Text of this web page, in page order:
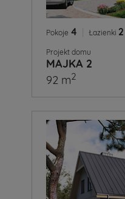
Pokoje 4 Łazienki 2
Projekt domu
MAJKA 2
92 m2